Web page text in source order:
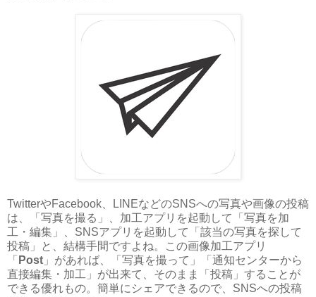
TwitterやFacebook、LINEなどのSNSへの写真や画像の投稿
は、「写真を撮る」、加工アプリを起動して「写真を加
工・編集」、SNSアプリを起動して「該当の写真を探して
投稿」と、結構手間ですよね。この画像加工アプリ
「 Post 」があれば、「写真を撮って」「通知センターから
直接編集・加工」が出来て、そのまま「投稿」することが
できる優れもの。簡単にシェアできるので、SNSへの投稿